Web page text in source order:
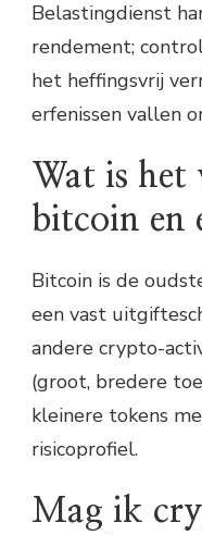
Belastingdienst
rendement;
het heffingsvrij
erfenissen vallen
Wat is het
bitcoin en
Bitcoin is de
een vast
andere crypto-
(groot, bredere
kleinere tokens
risicoprofiel.
Mag ik